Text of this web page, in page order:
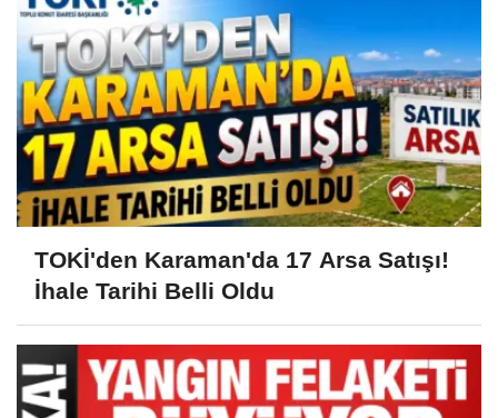
TOKİ'den Karaman'da 17 Arsa Satışı!
İhale Tarihi Belli Oldu